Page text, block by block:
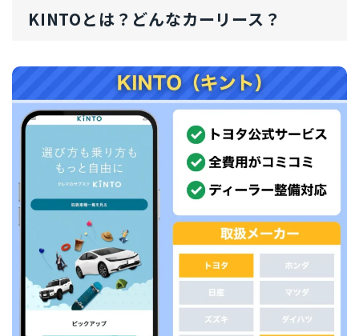
KINTOとは？どんなカーリース？